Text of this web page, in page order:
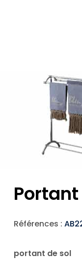
Références :
portant de sol